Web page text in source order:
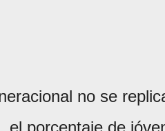
no se